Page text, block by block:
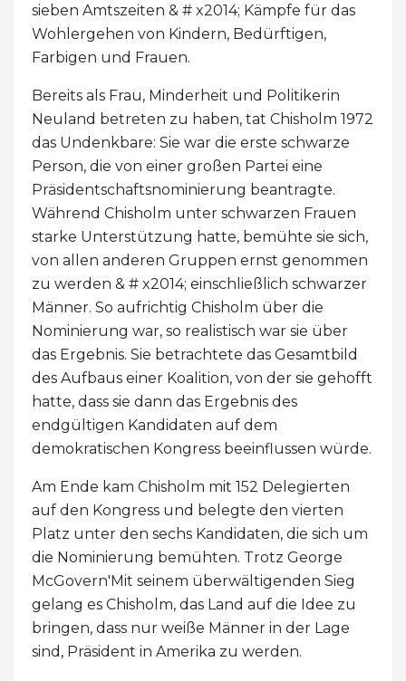
sieben Amtszeiten & # x2014; Kämpfe für das
Wohlergehen von Kindern, Bedürftigen,
Farbigen und Frauen.
Bereits als Frau, Minderheit und Politikerin
Neuland betreten zu haben, tat Chisholm 1972
das Undenkbare: Sie war die erste schwarze
Person, die von einer großen Partei eine
Präsidentschaftsnominierung beantragte.
Während Chisholm unter schwarzen Frauen
starke Unterstützung hatte, bemühte sie sich,
von allen anderen Gruppen ernst genommen
zu werden & # x2014; einschließlich schwarzer
Männer. So aufrichtig Chisholm über die
Nominierung war, so realistisch war sie über
das Ergebnis. Sie betrachtete das Gesamtbild
des Aufbaus einer Koalition, von der sie gehofft
hatte, dass sie dann das Ergebnis des
endgültigen Kandidaten auf dem
demokratischen Kongress beeinflussen würde.
Am Ende kam Chisholm mit 152 Delegierten
auf den Kongress und belegte den vierten
Platz unter den sechs Kandidaten, die sich um
die Nominierung bemühten. Trotz George
McGovern'Mit seinem überwältigenden Sieg
gelang es Chisholm, das Land auf die Idee zu
bringen, dass nur weiße Männer in der Lage
sind, Präsident in Amerika zu werden.